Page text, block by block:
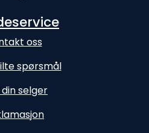
oss
spørsmål
din selger